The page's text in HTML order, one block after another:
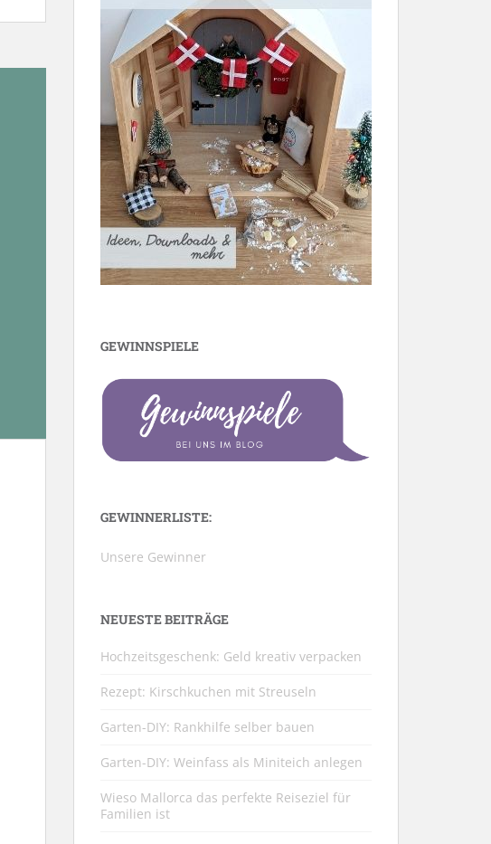
GEWINNSPIELE
GEWINNERLISTE:
Unsere Gewinner
NEUESTE BEITRÄGE
Hochzeitsgeschenk: Geld kreativ verpacken
Rezept: Kirschkuchen mit Streuseln
Garten-DIY: Rankhilfe selber bauen
Garten-DIY: Weinfass als Miniteich anlegen
Wieso Mallorca das perfekte Reiseziel für
Familien ist